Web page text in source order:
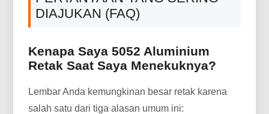
DIAJUKAN (FAQ)
Kenapa Saya 5052 Aluminium
Retak Saat Saya Menekuknya?
Lembar Anda kemungkinan besar retak karena
salah satu dari tiga alasan umum ini: